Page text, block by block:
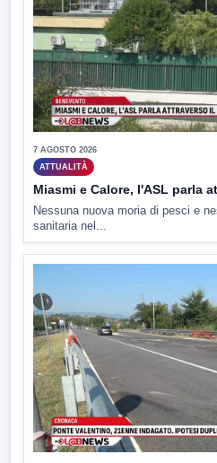
7 AGOSTO 2026
ATTUALITÀ
Miasmi e Calore, l'ASL parla
Nessuna nuova moria di pesci e
sanitaria nel...